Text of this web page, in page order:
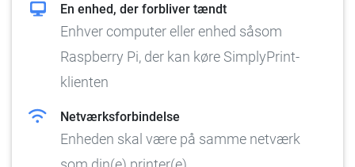
En enhed, der forbliver tændt
Enhver computer eller enhed såsom
Raspberry Pi, der kan køre SimplyPrint-
klienten
Netværksforbindelse
Enheden skal være på samme netværk